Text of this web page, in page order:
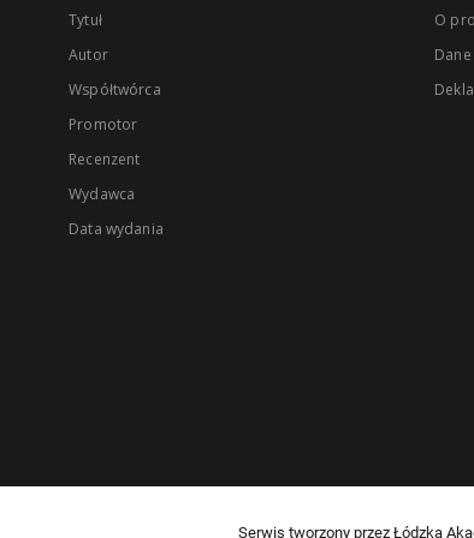
Tytuł
Autor
Współtwórca
Promotor
Recenzent
Wydawca
Data wydania
O
Serwis tworzony przez Łódzką